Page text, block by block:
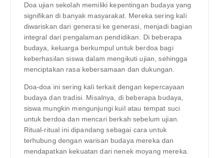
Doa ujian sekolah memiliki kepentingan budaya yang
signifikan di banyak masyarakat. Mereka sering kali
diwariskan dari generasi ke generasi, menjadi bagian
integral dari pengalaman pendidikan. Di beberapa
budaya, keluarga berkumpul untuk berdoa bagi
keberhasilan siswa dalam mengikuti ujian, sehingga
menciptakan rasa kebersamaan dan dukungan.
Doa-doa ini sering kali terkait dengan kepercayaan
budaya dan tradisi. Misalnya, di beberapa budaya,
siswa mungkin mengunjungi kuil atau tempat suci
untuk berdoa dan mencari berkah sebelum ujian.
Ritual-ritual ini dipandang sebagai cara untuk
terhubung dengan warisan budaya mereka dan
mendapatkan kekuatan dari nenek moyang mereka.